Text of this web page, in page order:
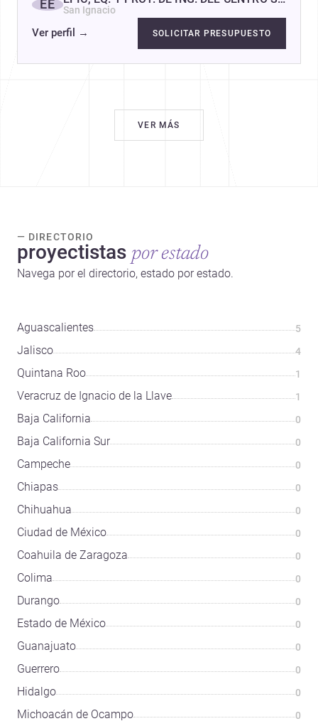
EE San Ignacio
Ver perfil → SOLICITAR PRESUPUESTO
VER MÁS
— DIRECTORIO
proyectistas por estado
Navega por el directorio, estado por estado.
Aguascalientes 5
Jalisco 4
Quintana Roo 1
Veracruz de Ignacio de la Llave 1
Baja California 0
Baja California Sur 0
Campeche 0
Chiapas 0
Chihuahua 0
Ciudad de México 0
Coahuila de Zaragoza 0
Colima 0
Durango 0
Estado de México 0
Guanajuato 0
Guerrero 0
Hidalgo 0
Michoacán de Ocampo 0